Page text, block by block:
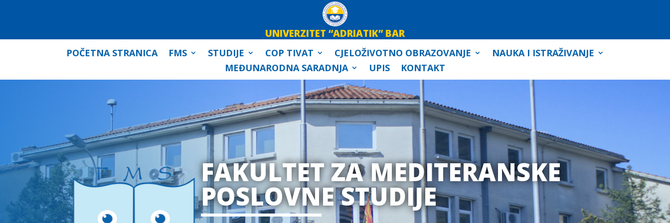
UNIVERZITET “ADRIATIK” BAR
POČETNA STRANICA FMS STUDIJE COP TIVAT CJELOŽIVOTNO OBRAZOVANJE
NAUKA I ISTRAŽIVANJE
MEĐUNARODNA SARADNJA
UPIS KONTAKT
FAKULTET ZA MEDITERANSKE
POSLOVNE STUDIJE